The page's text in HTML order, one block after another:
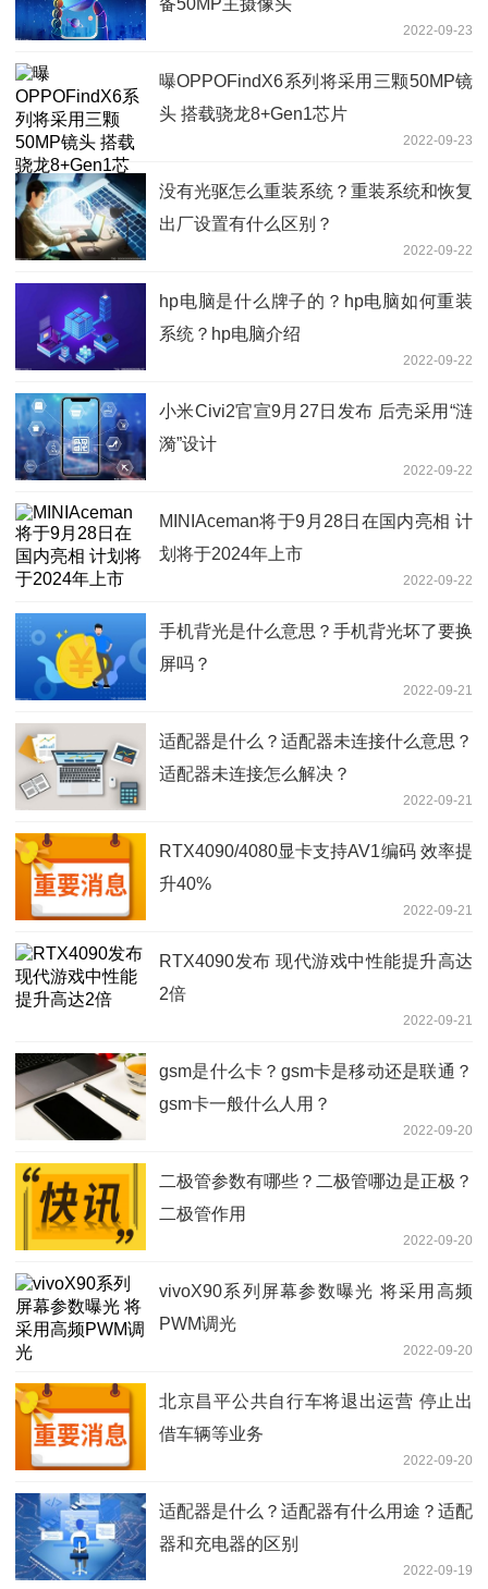
2022-09-23
曝OPPOFindX6系列将采用三颗50MP镜
头 搭载骁龙8+Gen1芯片
2022-09-23
没有光驱怎么重装系统？重装系统和恢复
出厂设置有什么区别？
2022-09-22
hp电脑是什么牌子的？hp电脑如何重装
系统？hp电脑介绍
2022-09-22
小米Civi2官宣9月27日发布 后壳采用“涟
漪”设计
2022-09-22
MINIAceman将于9月28日在国内亮相 计
划将于2024年上市
2022-09-22
手机背光是什么意思？手机背光坏了要换
屏吗？
2022-09-21
适配器是什么？适配器未连接什么意思？
适配器未连接怎么解决？
2022-09-21
RTX4090/4080显卡支持AV1编码 效率提
升40%
2022-09-21
RTX4090发布 现代游戏中性能提升高达
2倍
2022-09-21
gsm是什么卡？gsm卡是移动还是联通？
gsm卡一般什么人用？
2022-09-20
二极管参数有哪些？二极管哪边是正极？
二极管作用
2022-09-20
vivoX90系列屏幕参数曝光 将采用高频
PWM调光
2022-09-20
北京昌平公共自行车将退出运营 停止出
借车辆等业务
2022-09-20
适配器是什么？适配器有什么用途？适配
器和充电器的区别
2022-09-19